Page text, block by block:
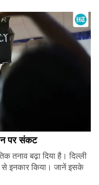
पर संकट
तनाव बढ़ा दिया है। दिल्ली
इनकार किया। जानें इसके